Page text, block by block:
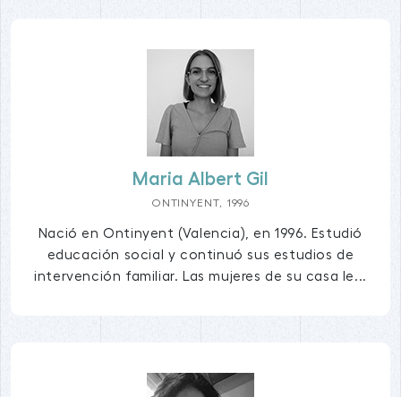
Maria Albert Gil
ONTINYENT, 1996
Nació en Ontinyent (Valencia), en 1996. Estudió
educación social y continuó sus estudios de
intervención familiar. Las mujeres de su casa le...